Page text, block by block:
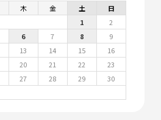
木 金 土
日
1
2
6 7 8
9
13 14 15
16
20 21 22
23
27 28 29
30